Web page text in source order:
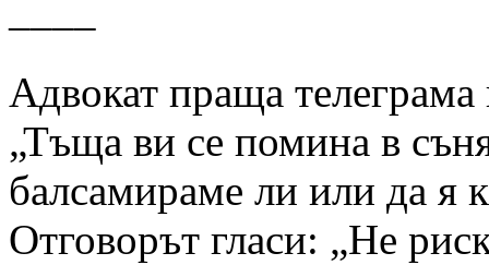
––––
Адвокат праща
„Тъща ви се помина в
балсамираме ли или да я
Отговорът гласи: „Не